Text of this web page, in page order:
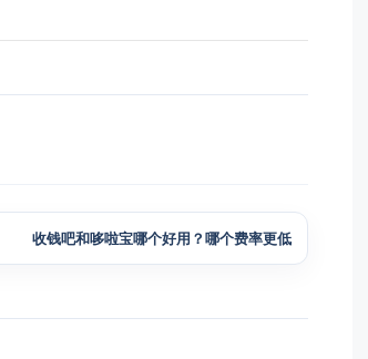
收钱吧和哆啦宝哪个好用？哪个费率更低